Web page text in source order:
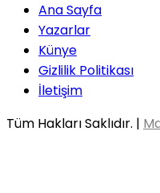
Ana Sayfa
Yazarlar
Künye
Gizlilik Politikası
İletişim
Tüm Hakları Saklıdır. |